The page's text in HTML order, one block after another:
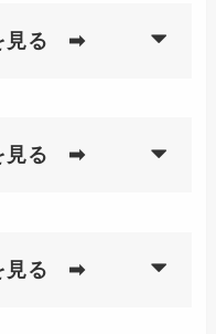
見る ➡
見る ➡
見る ➡